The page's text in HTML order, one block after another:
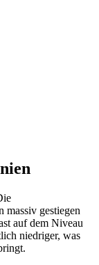
massiv gestiegen
auf dem Niveau
niedriger, was